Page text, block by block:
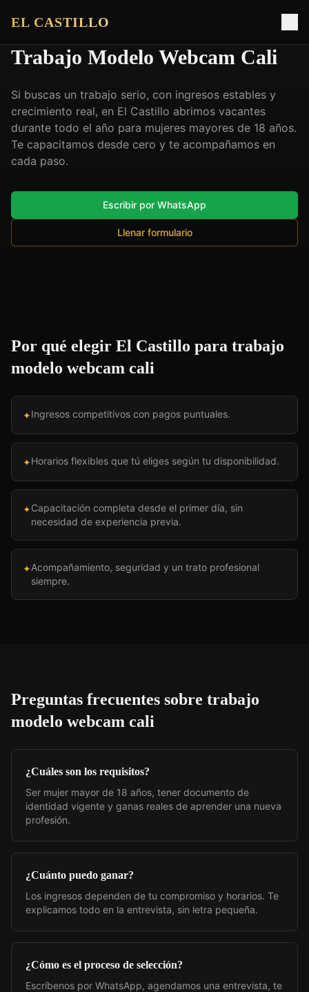
EL CASTILLO
Trabajo Modelo Webcam Cali
Si buscas un trabajo serio, con ingresos estables y
crecimiento real, en El Castillo abrimos vacantes
durante todo el año para mujeres mayores de 18 años.
Te capacitamos desde cero y te acompañamos en
cada paso.
Escribir por WhatsApp
Llenar formulario
Por qué elegir El Castillo para trabajo
modelo webcam cali
✦Ingresos competitivos con pagos puntuales.
✦Horarios flexibles que tú eliges según tu disponibilidad.
✦Capacitación completa desde el primer día, sin
necesidad de experiencia previa.
✦Acompañamiento, seguridad y un trato profesional
siempre.
Preguntas frecuentes sobre trabajo
modelo webcam cali
¿Cuáles son los requisitos?
Ser mujer mayor de 18 años, tener documento de
identidad vigente y ganas reales de aprender una nueva
profesión.
¿Cuánto puedo ganar?
Los ingresos dependen de tu compromiso y horarios. Te
explicamos todo en la entrevista, sin letra pequeña.
¿Cómo es el proceso de selección?
Escríbenos por WhatsApp, agendamos una entrevista, te